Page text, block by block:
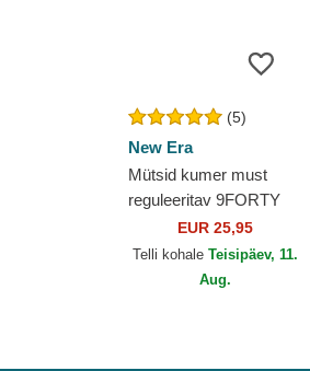
(5)
New Era
Mütsid kumer must
reguleeritav 9FORTY
Pop Outline Los
Angeles Dodgers MLB
EUR 25,95
Telli kohale Teisipäev, 11.
Aug.